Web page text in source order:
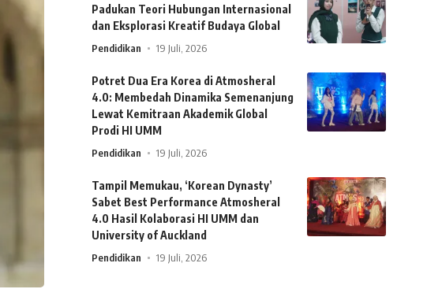
Padukan Teori Hubungan Internasional
dan Eksplorasi Kreatif Budaya Global
Pendidikan 19 Juli, 2026
Potret Dua Era Korea di Atmosheral
4.0: Membedah Dinamika Semenanjung
Lewat Kemitraan Akademik Global
Prodi HI UMM
Pendidikan 19 Juli, 2026
Tampil Memukau, ‘Korean Dynasty’
Sabet Best Performance Atmosheral
4.0 Hasil Kolaborasi HI UMM dan
University of Auckland
Pendidikan 19 Juli, 2026